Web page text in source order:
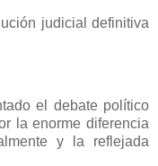
judicial definitiva
el debate político
la enorme diferencia
y la reflejada